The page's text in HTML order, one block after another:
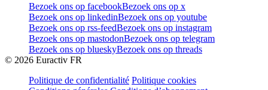
Bezoek ons op facebookBezoek ons op x
Bezoek ons op linkedinBezoek ons op youtube
Bezoek ons op rss-feedBezoek ons op instagram
Bezoek ons op mastodonBezoek ons op telegram
Bezoek ons op blueskyBezoek ons op threads
© 2026 Euractiv FR
Politique de confidentialité Politique cookies